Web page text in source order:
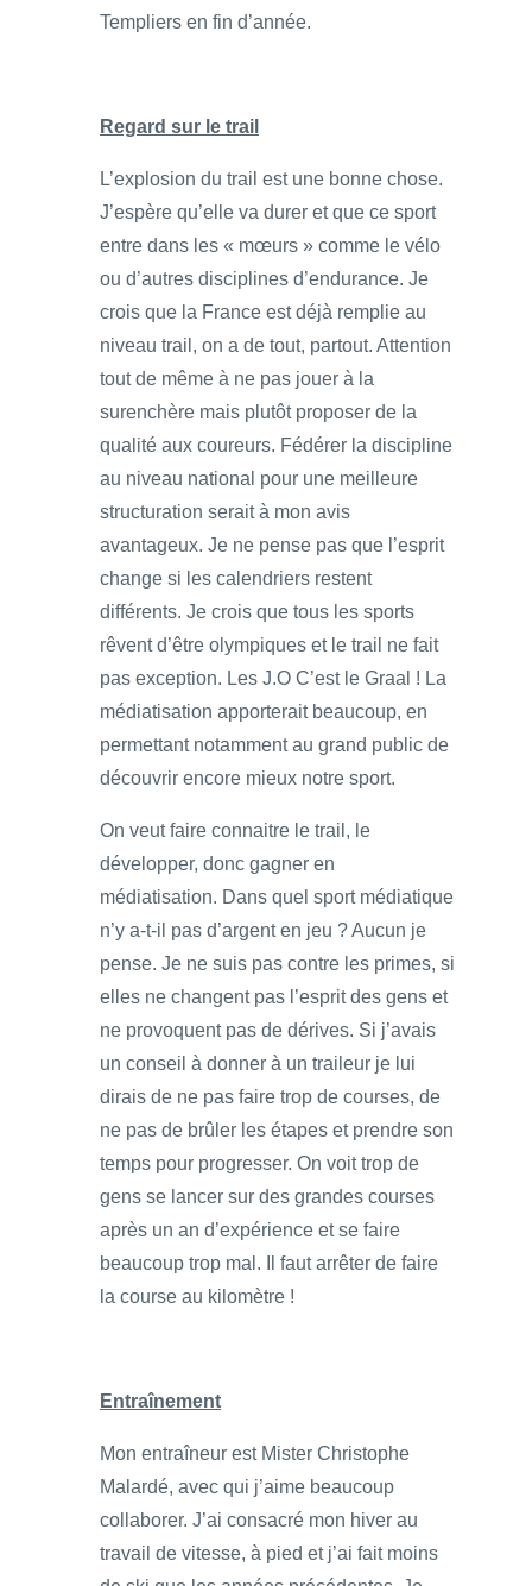
Templiers en fin d’année.
Regard sur le trail
L’explosion du trail est une bonne chose.
J’espère qu’elle va durer et que ce sport
entre dans les « mœurs » comme le vélo
ou d’autres disciplines d’endurance. Je
crois que la France est déjà remplie au
niveau trail, on a de tout, partout. Attention
tout de même à ne pas jouer à la
surenchère mais plutôt proposer de la
qualité aux coureurs. Fédérer la discipline
au niveau national pour une meilleure
structuration serait à mon avis
avantageux. Je ne pense pas que l’esprit
change si les calendriers restent
différents. Je crois que tous les sports
rêvent d’être olympiques et le trail ne fait
pas exception. Les J.O C’est le Graal ! La
médiatisation apporterait beaucoup, en
permettant notamment au grand public de
découvrir encore mieux notre sport.
On veut faire connaitre le trail, le
développer, donc gagner en
médiatisation. Dans quel sport médiatique
n’y a-t-il pas d’argent en jeu ? Aucun je
pense. Je ne suis pas contre les primes, si
elles ne changent pas l’esprit des gens et
ne provoquent pas de dérives. Si j’avais
un conseil à donner à un traileur je lui
dirais de ne pas faire trop de courses, de
ne pas de brûler les étapes et prendre son
temps pour progresser. On voit trop de
gens se lancer sur des grandes courses
après un an d’expérience et se faire
beaucoup trop mal. Il faut arrêter de faire
la course au kilomètre !
Entraînement
Mon entraîneur est Mister Christophe
Malardé, avec qui j’aime beaucoup
collaborer. J’ai consacré mon hiver au
travail de vitesse, à pied et j’ai fait moins